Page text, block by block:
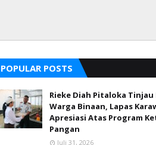
POPULAR POSTS
Rieke Diah Pitaloka Tinjau
Warga Binaan, Lapas
Apresiasi Atas Program
Pangan
Juli 31, 2026